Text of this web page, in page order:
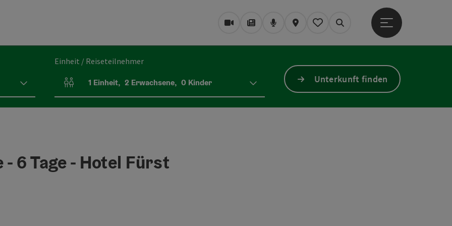
WebcamsMagazin/Blog
PodcastKarteMein Merkzettel
Suchen
Hauptmenü öffnen
Einheit / Reiseteilnehmer
Einheitenanzahl und Personenfelder
1 Einheit, 2 Erwachsene, 0 Kinder Unterkunft finden
6 Tage - Hotel Fürst